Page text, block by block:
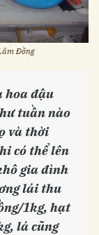
Đồng
hoa đậu
tuần nào
và thời
có thể lên
gia đình
lái thu
1kg, hạt
lá cũng